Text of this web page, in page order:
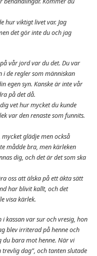
hur viktigt livet var. Jag
det gör inte du och jag
vår jord var du det. Du var
i de regler som människan
egen syn. Kanske är inte vår
på det då.
vet hur mycket du kunde
var den renaste som funnits.
glädje men också
mådde bra, men kärleken
dig, och det är det som ska
oss att älska på ett äkta sätt
har blivit kallt, och det
visa kärlek.
kassan var sur och vresig, hon
blev irriterad på henne och
du bara mot henne. När vi
dag”, och tanten slutade